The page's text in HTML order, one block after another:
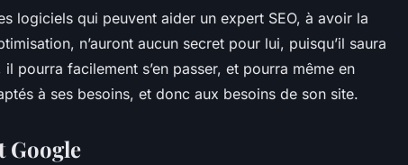
logiciels qui peuvent aider un expert SEO, à avoir la
n’auront aucun secret pour lui, puisqu’il saura
pourra facilement s’en passer, et pourra même en
à ses besoins, et donc aux besoins de son site.
Google